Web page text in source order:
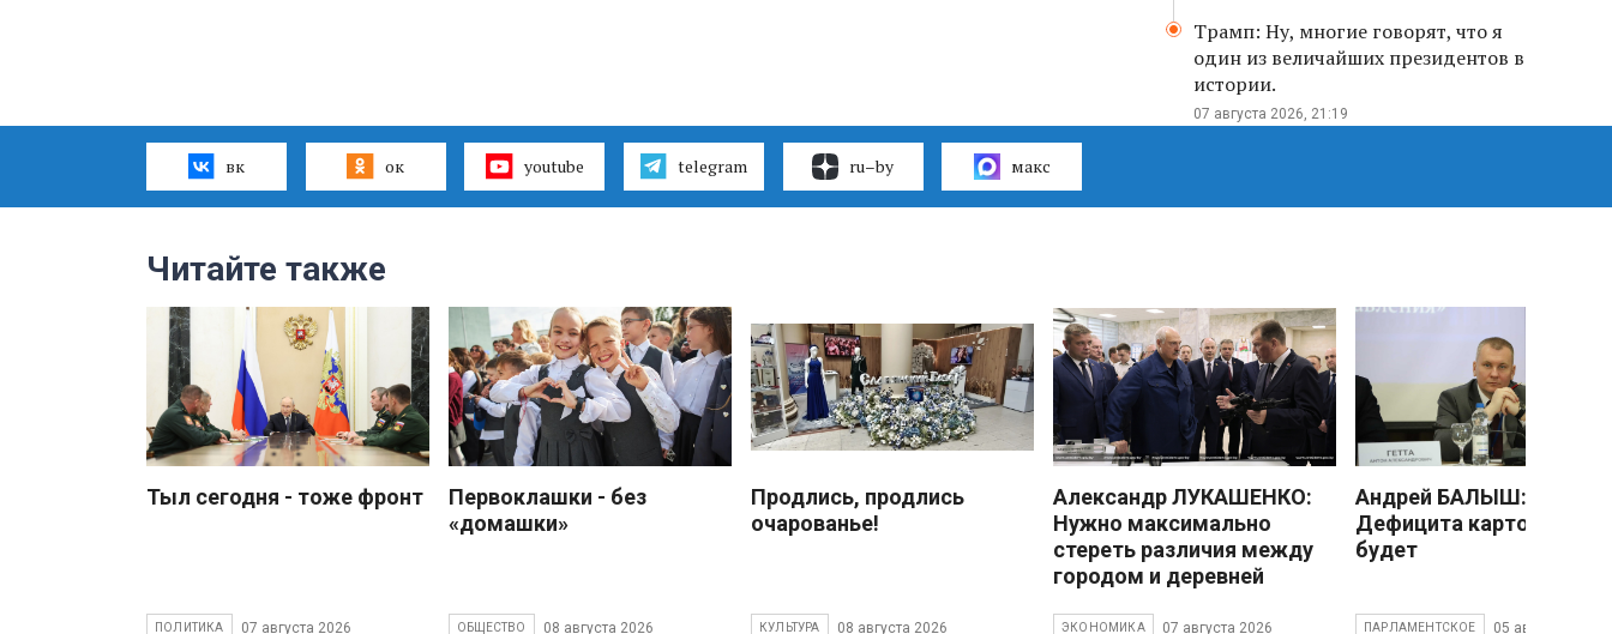
Трамп: Ну, многие говорят, что я
один из величайших президентов в
истории.
07 августа 2026, 21:19
вк ок youtube telegram ru–by макс
Читайте также
Тыл сегодня - тоже фронт
ПОЛИТИКА 07 августа 2026
Первоклашки - без
«домашки»
ОБЩЕСТВО 08 августа 2026
Продлись, продлись
очарованье!
КУЛЬТУРА 08 августа 2026
Александр ЛУКАШЕНКО:
Нужно максимально
стереть различия между
городом и деревней
ЭКОНОМИКА 07 августа 2026
Андрей БАЛЫШ:
Дефицита картофеля не
будет
ПАРЛАМЕНТСКОЕ 05 августа 2026